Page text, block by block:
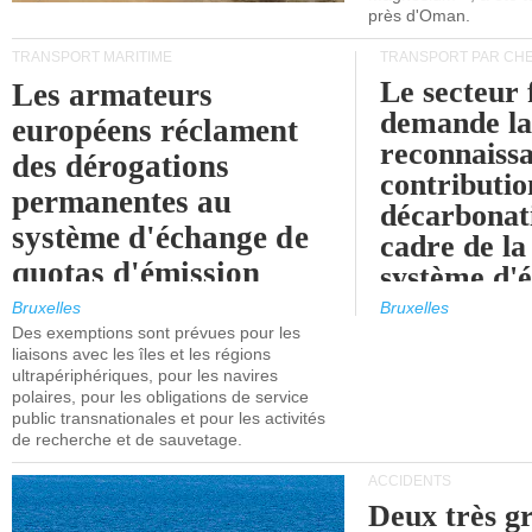
près d'Oman.
TRANSPORT MARITIME
Les armateurs
européens réclament
des dérogations
permanentes au
système d'échange de
quotas d'émission
maritimes de l'UE
après 2030.
Bruxelles
Des exemptions sont prévues pour les
liaisons avec les îles et les régions
ultrapériphériques, pour les navires
polaires, pour les obligations de service
public transnationales et pour les activités
de recherche et de sauvetage.
TRANSPORT PAR
Le
demande la
cadre de
système
quotas
Bruxelles
ACCIDENTS
Deux très